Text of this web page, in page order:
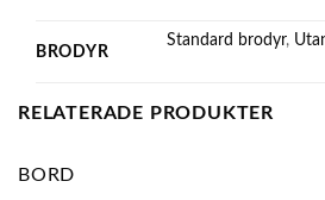
BRODYR
Standard brodyr,
RELATERADE PRODUKTER
BORD